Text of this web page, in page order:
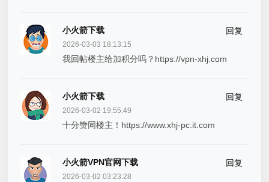
小火箭下载 回复
2026-03-03 18:13:15
我回帖楼主给加积分吗？https://vpn-xhj.com
小火箭下载 回复
2026-03-02 19:55:49
十分赞同楼主！https://www.xhj-pc.it.com
小火箭VPN官网下载 回复
2026-03-02 03:23:28